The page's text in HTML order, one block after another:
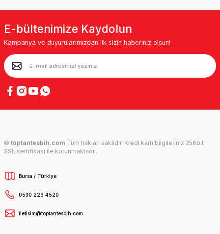
E-bültenimize Kaydolun
Kampanya ve duyurularımızdan ilk sizin haberiniz olsun!
© toptantesbih.com Tüm hakları saklıdır. Kredi kartı bilgileriniz 256bit
SSL sertifikası ile korunmaktadır.
Bursa / Türkiye
0530 229 4520
iletisim@toptantesbih.com